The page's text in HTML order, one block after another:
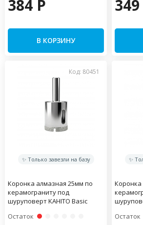
384 P
В КОРЗИНУ
349
Код: 80451
✨ Только завезли на базу
Коронка алмазная 25мм по
керамограниту под
шуруповерт KAHITO Basic
Остаток
✨
Коронка
Остаток